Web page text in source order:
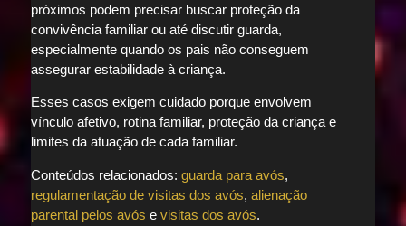
próximos podem precisar buscar proteção da
convivência familiar ou até discutir guarda,
especialmente quando os pais não conseguem
assegurar estabilidade à criança.
Esses casos exigem cuidado porque envolvem
vínculo afetivo, rotina familiar, proteção da criança e
limites da atuação de cada familiar.
Conteúdos relacionados: guarda para avós,
regulamentação de visitas dos avós, alienação
parental pelos avós e visitas dos avós.